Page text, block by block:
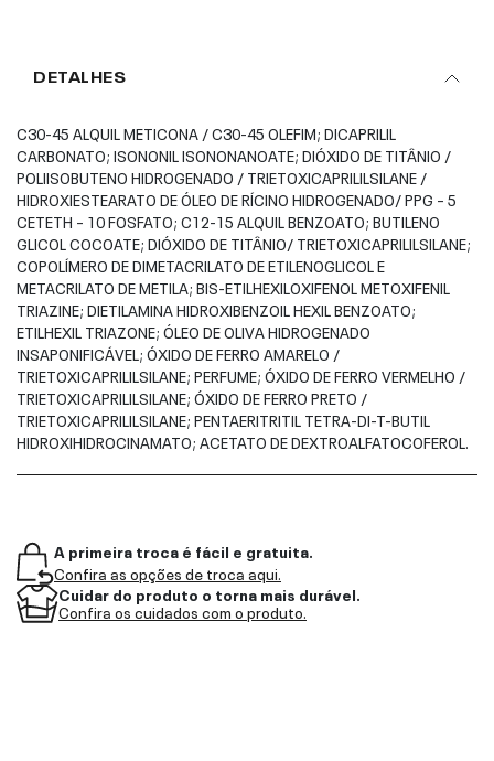
DETALHES
C30-45 ALQUIL METICONA / C30-45 OLEFIM; DICAPRILIL
CARBONATO; ISONONIL ISONONANOATE; DIÓXIDO DE TITÂNIO /
POLIISOBUTENO HIDROGENADO / TRIETOXICAPRILILSILANE /
HIDROXIESTEARATO DE ÓLEO DE RÍCINO HIDROGENADO/ PPG – 5
CETETH – 10 FOSFATO; C12-15 ALQUIL BENZOATO; BUTILENO
GLICOL COCOATE; DIÓXIDO DE TITÂNIO/ TRIETOXICAPRILILSILANE;
COPOLÍMERO DE DIMETACRILATO DE ETILENOGLICOL E
METACRILATO DE METILA; BIS-ETILHEXILOXIFENOL METOXIFENIL
TRIAZINE; DIETILAMINA HIDROXIBENZOIL HEXIL BENZOATO;
ETILHEXIL TRIAZONE; ÓLEO DE OLIVA HIDROGENADO
INSAPONIFICÁVEL; ÓXIDO DE FERRO AMARELO /
TRIETOXICAPRILILSILANE; PERFUME; ÓXIDO DE FERRO VERMELHO /
TRIETOXICAPRILILSILANE; ÓXIDO DE FERRO PRETO /
TRIETOXICAPRILILSILANE; PENTAERITRITIL TETRA-DI-T-BUTIL
HIDROXIHIDROCINAMATO; ACETATO DE DEXTROALFATOCOFEROL.
A primeira troca é fácil e gratuita.
Confira as opções de troca aqui.
Cuidar do produto o torna mais durável.
Confira os cuidados com o produto.